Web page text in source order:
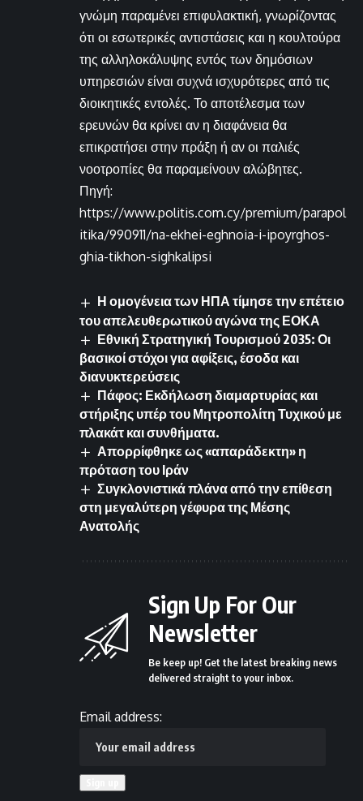
γνώμη παραμένει επιφυλακτική, γνωρίζοντας
ότι οι εσωτερικές αντιστάσεις και η κουλτούρα
της αλληλοκάλυψης εντός των δημόσιων
υπηρεσιών είναι συχνά ισχυρότερες από τις
διοικητικές εντολές. Το αποτέλεσμα των
ερευνών θα κρίνει αν η διαφάνεια θα
επικρατήσει στην πράξη ή αν οι παλιές
νοοτροπίες θα παραμείνουν αλώβητες.
Πηγή:
https://www.politis.com.cy/premium/parapol
itika/990911/na-ekhei-eghnoia-i-ipoyrghos-
ghia-tikhon-sighkalipsi
Η ομογένεια των ΗΠΑ τίμησε την επέτειο
του απελευθερωτικού αγώνα της ΕΟΚΑ
Εθνική Στρατηγική Τουρισμού 2035: Οι
βασικοί στόχοι για αφίξεις, έσοδα και
διανυκτερεύσεις
Πάφος: Εκδήλωση διαμαρτυρίας και
στήριξης υπέρ του Μητροπολίτη Τυχικού με
πλακάτ και συνθήματα.
Απορρίφθηκε ως «απαράδεκτη» η
πρόταση του Ιράν
Συγκλονιστικά πλάνα από την επίθεση
στη μεγαλύτερη γέφυρα της Μέσης
Ανατολής
Sign Up For Our
Newsletter
Be keep up! Get the latest breaking news
delivered straight to your inbox.
Email address: